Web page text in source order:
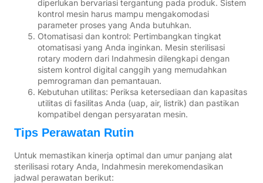
diperlukan bervariasi tergantung pada produk. Sistem
kontrol mesin harus mampu mengakomodasi
parameter proses yang Anda butuhkan.
Otomatisasi dan kontrol: Pertimbangkan tingkat
otomatisasi yang Anda inginkan. Mesin sterilisasi
rotary modern dari Indahmesin dilengkapi dengan
sistem kontrol digital canggih yang memudahkan
pemrograman dan pemantauan.
Kebutuhan utilitas: Periksa ketersediaan dan kapasitas
utilitas di fasilitas Anda (uap, air, listrik) dan pastikan
kompatibel dengan persyaratan mesin.
Tips Perawatan Rutin
Untuk memastikan kinerja optimal dan umur panjang alat
sterilisasi rotary Anda, Indahmesin merekomendasikan
jadwal perawatan berikut: